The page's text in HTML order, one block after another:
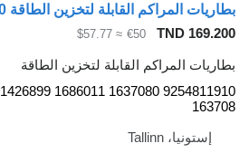
TND 169.200
€50
≈ $57.77
بطاريات المراكم القابلة لتخزين الطاقة
9254811910 1637080 1686011 1426899
163708
إستونيا، Tallinn